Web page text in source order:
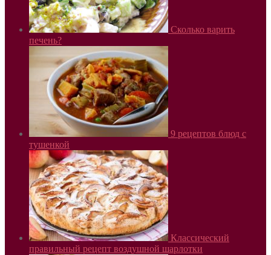
Сколько варить
печень?
9 рецептов блюд с
тушенкой
Классический
правильный рецепт воздушной шарлотки